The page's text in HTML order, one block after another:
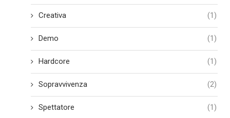
Creativa (1)
Demo (1)
Hardcore (1)
Sopravvivenza (2)
Spettatore (1)